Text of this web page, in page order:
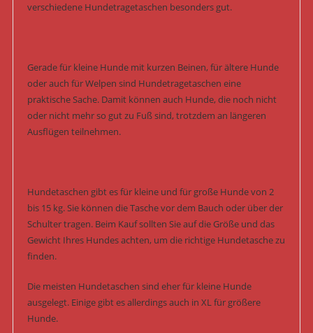
verschiedene Hundetragetaschen besonders gut.
Gerade für kleine Hunde mit kurzen Beinen, für ältere Hunde
oder auch für Welpen sind Hundetragetaschen eine
praktische Sache. Damit können auch Hunde, die noch nicht
oder nicht mehr so gut zu Fuß sind, trotzdem an längeren
Ausflügen teilnehmen.
Hundetaschen gibt es für kleine und für große Hunde von 2
bis 15 kg. Sie können die Tasche vor dem Bauch oder über der
Schulter tragen. Beim Kauf sollten Sie auf die Größe und das
Gewicht Ihres Hundes achten, um die richtige Hundetasche zu
finden.
Die meisten Hundetaschen sind eher für kleine Hunde
ausgelegt. Einige gibt es allerdings auch in XL für größere
Hunde.